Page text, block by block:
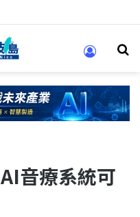
科技專區!
音療系統可